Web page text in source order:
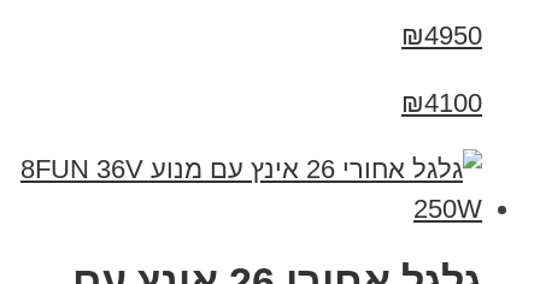
₪4950
₪4100